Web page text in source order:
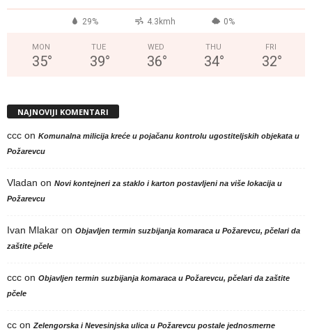
29% 4.3kmh 0%
MON
35°
TUE
39°
WED
36°
THU
34°
FRI
32°
NAJNOVIJI KOMENTARI
ccc on Komunalna milicija kreće u pojačanu kontrolu ugostiteljskih objekata u
Požarevcu
Vladan on Novi kontejneri za staklo i karton postavljeni na više lokacija u
Požarevcu
Ivan Mlakar on Objavljen termin suzbijanja komaraca u Požarevcu, pčelari da
zaštite pčele
ccc on Objavljen termin suzbijanja komaraca u Požarevcu, pčelari da zaštite
pčele
cc on Zelengorska i Nevesinjska ulica u Požarevcu postale jednosmerne